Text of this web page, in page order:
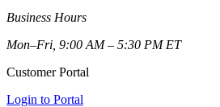
Business Hours
Mon–Fri, 9:00 AM – 5:30 PM ET
Customer Portal
Login to Portal